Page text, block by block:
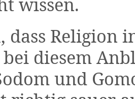
dass Religion
bei diesem
und